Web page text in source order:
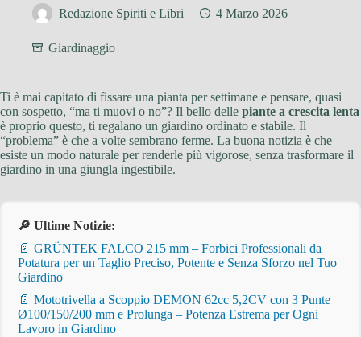
Redazione Spiriti e Libri 4 Marzo 2026
Giardinaggio
Ti è mai capitato di fissare una pianta per settimane e pensare, quasi
con sospetto, “ma ti muovi o no”? Il bello delle piante a crescita lenta
è proprio questo, ti regalano un giardino ordinato e stabile. Il
“problema” è che a volte sembrano ferme. La buona notizia è che
esiste un modo naturale per renderle più vigorose, senza trasformare il
giardino in una giungla ingestibile.
🔎 Ultime Notizie:
📄 GRÜNTEK FALCO 215 mm – Forbici Professionali da
Potatura per un Taglio Preciso, Potente e Senza Sforzo nel Tuo
Giardino
📄 Mototrivella a Scoppio DEMON 62cc 5,2CV con 3 Punte
Ø100/150/200 mm e Prolunga – Potenza Estrema per Ogni
Lavoro in Giardino